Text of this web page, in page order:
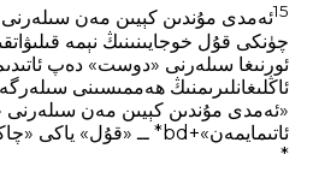
15ئەمدى مۇندىن كېيىن مەن
چۈنكى قۇل خوجايىنىنىڭ نېمە
ئورنىغا سىلەرنى «دوست» دەپ
«ئەمدى مۇندىن كېيىن مەن
*